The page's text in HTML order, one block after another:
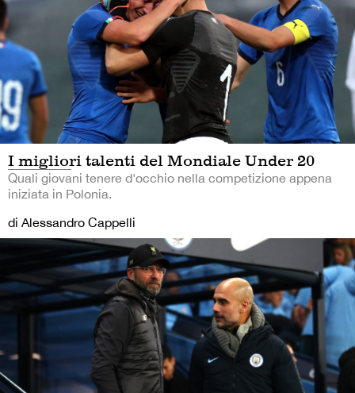
I migliori talenti del Mondiale Under 20
Quali giovani tenere d'occhio nella competizione appena
iniziata in Polonia.
di Alessandro Cappelli